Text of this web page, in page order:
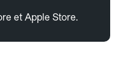
et Apple Store.